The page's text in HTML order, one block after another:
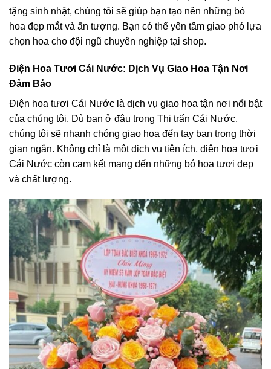
tặng sinh nhật, chúng tôi sẽ giúp bạn tạo nên những bó
hoa đẹp mắt và ấn tượng. Bạn có thể yên tâm giao phó lựa
chọn hoa cho đội ngũ chuyên nghiệp tại shop.
Điện Hoa Tươi Cái Nước: Dịch Vụ Giao Hoa Tận Nơi
Đảm Bảo
Điện hoa tươi Cái Nước là dịch vụ giao hoa tận nơi nổi bật
của chúng tôi. Dù bạn ở đâu trong Thị trấn Cái Nước,
chúng tôi sẽ nhanh chóng giao hoa đến tay bạn trong thời
gian ngắn. Không chỉ là một dịch vụ tiện ích, điện hoa tươi
Cái Nước còn cam kết mang đến những bó hoa tươi đẹp
và chất lượng.